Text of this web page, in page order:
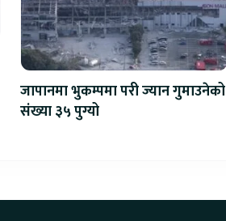
जापानमा भुकम्पमा परी ज्यान गुमाउनेको
संख्या ३५ पुग्यो